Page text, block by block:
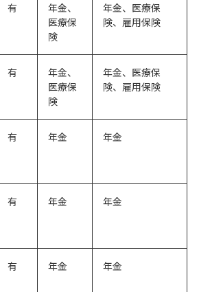
有
年金、
医療保
険
年金、医療保
険、雇用保険
有
年金、
医療保
険
年金、医療保
険、雇用保険
有 年金 年金
有 年金 年金
有 年金 年金